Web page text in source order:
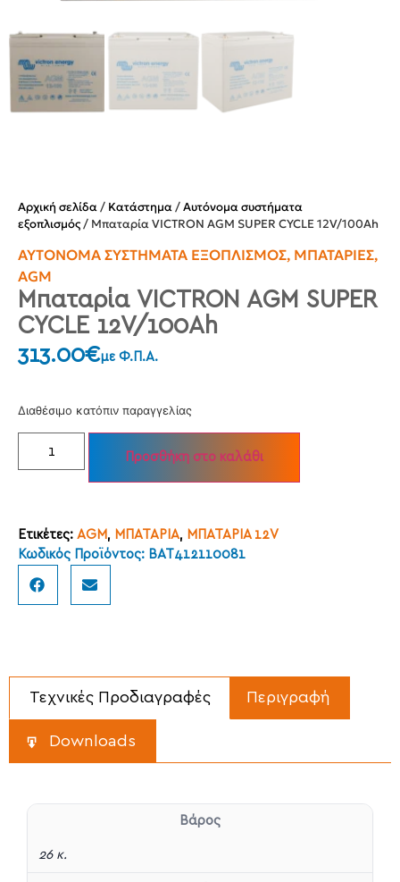
Αρχική σελίδα/ Κατάστημα/Αυτόνομα συστήματα
εξοπλισμός/ Μπαταρία VICTRON AGM SUPER CYCLE 12V/100Ah
ΑΥΤΌΝΟΜΑ ΣΥΣΤΉΜΑΤΑ ΕΞΟΠΛΙΣΜΌΣ, ΜΠΑΤΑΡΊΕΣ,
AGM
Μπαταρία VICTRON AGM SUPER
CYCLE 12V/100Ah
313.00€με Φ.Π.Α.
Διαθέσιμο κατόπιν παραγγελίας
Προσθήκη στο καλάθι
Ετικέτες: AGM , ΜΠΑΤΑΡΙΑ, ΜΠΑΤΑΡΙΑ 12V
Κωδικός Προϊόντος: BAT412110081
Περιγραφή
Τεχνικές Προδιαγραφές
Downloads
Βάρος
26 κ.